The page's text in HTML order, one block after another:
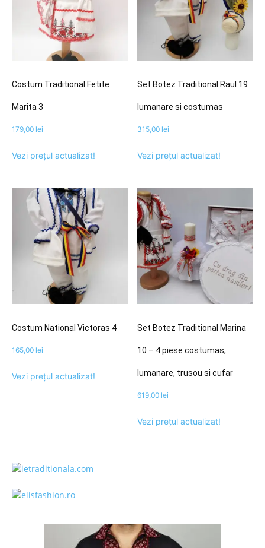
Costum Traditional Fetite
Marita 3
179,00 lei
Vezi prețul actualizat!
Set Botez Traditional Raul 19
lumanare si costumas
315,00 lei
Vezi prețul actualizat!
Costum National Victoras 4
165,00 lei
Vezi prețul actualizat!
Set Botez Traditional Marina
10 – 4 piese costumas,
lumanare, trusou si cufar
619,00 lei
Vezi prețul actualizat!